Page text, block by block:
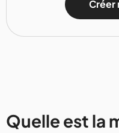
Créer
Quelle est la